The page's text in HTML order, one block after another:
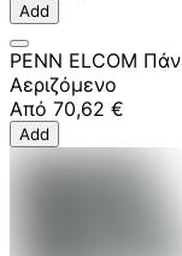
Add
PENN ELCOM
Αεριζόμενο
Από 70,62 €
Add